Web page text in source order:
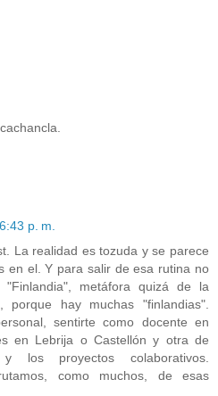
6:43 p. m.
La realidad es tozuda y se parece
en el. Y para salir de esa rutina no
metáfora quizá de la
porque hay muchas "finlandias".
sentirte como docente en
en Lebrija o Castellón y otra de
proyectos colaborativos.
como muchos, de esas